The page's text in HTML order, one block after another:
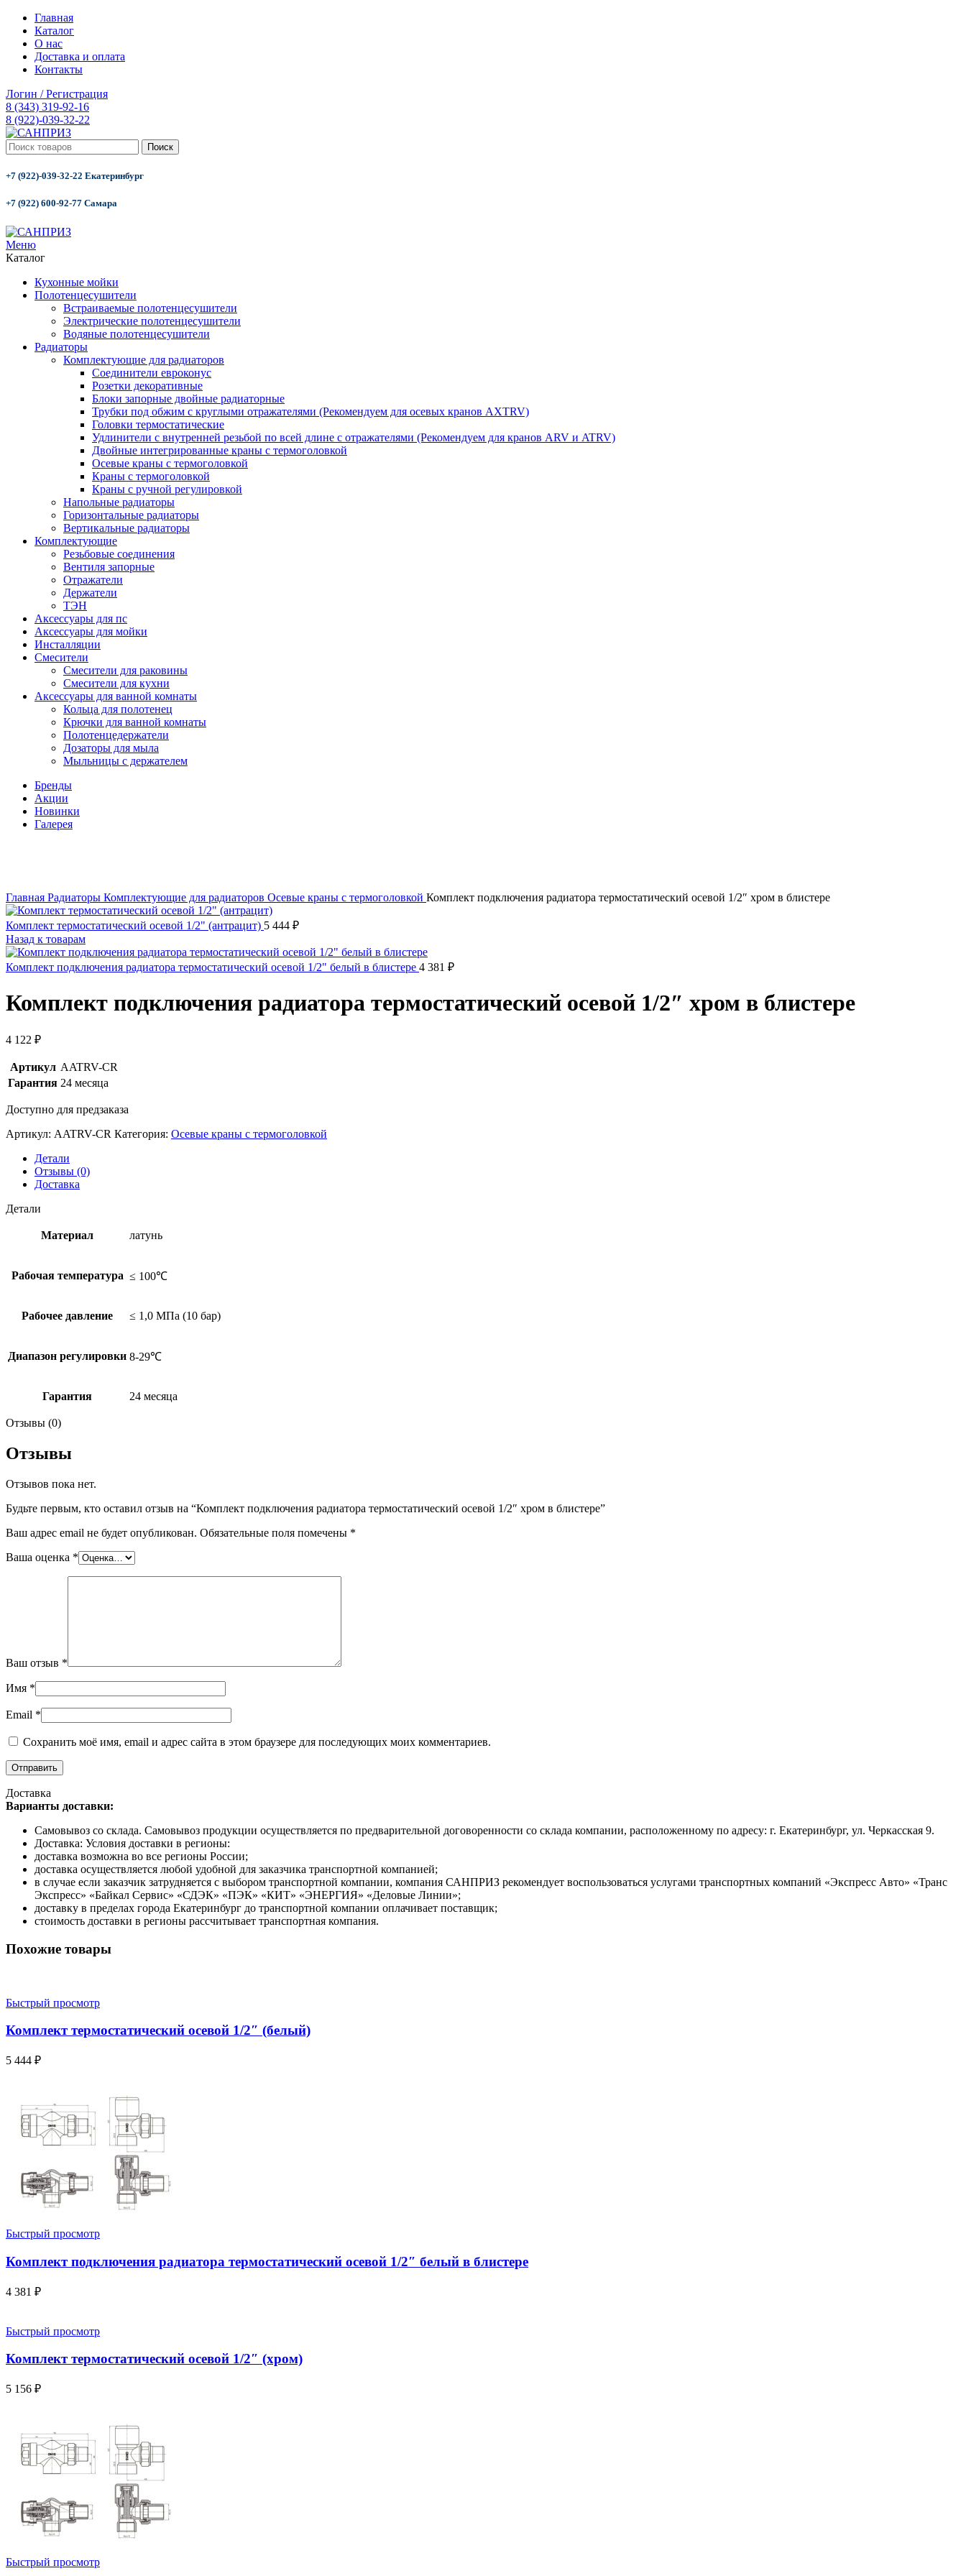
Главная
Каталог
О нас
Доставка и оплата
Контакты
Логин / Регистрация
8 (343) 319-92-16
8 (922)-039-32-22
Поиск
+7 (922)-039-32-22 Екатеринбург
+7 (922) 600-92-77 Самара
Меню
Каталог
Кухонные мойки
Полотенцесушители
Встраиваемые полотенцесушители
Электрические полотенцесушители
Водяные полотенцесушители
Радиаторы
Комплектующие для радиаторов
Соединители евроконус
Розетки декоративные
Блоки запорные двойные радиаторные
Трубки под обжим с круглыми отражателями (Рекомендуем для осевых кранов AXTRV)
Головки термостатические
Удлинители с внутренней резьбой по всей длине с отражателями (Рекомендуем для кранов ARV и ATRV)
Двойные интегрированные краны с термоголовкой
Осевые краны с термоголовкой
Краны с термоголовкой
Краны с ручной регулировкой
Напольные радиаторы
Горизонтальные радиаторы
Вертикальные радиаторы
Комплектующие
Резьбовые соединения
Вентиля запорные
Отражатели
Держатели
ТЭН
Аксессуары для пс
Аксессуары для мойки
Инсталляции
Смесители
Смесители для раковины
Смесители для кухни
Аксессуары для ванной комнаты
Кольца для полотенец
Крючки для ванной комнаты
Полотенцедержатели
Дозаторы для мыла
Мыльницы с держателем
Бренды
Акции
Новинки
Галерея
Главная Радиаторы Комплектующие для радиаторов Осевые краны с термоголовкой Комплект подключения радиатора термостатический осевой 1/2″ хром в блистере
Комплект термостатический осевой 1/2" (антрацит) 5 444 ₽
Назад к товарам
Комплект подключения радиатора термостатический осевой 1/2" белый в блистере 4 381 ₽
Комплект подключения радиатора термостатический осевой 1/2″ хром в блистере
4 122 ₽
Артикул AATRV-CR
Гарантия 24 месяца
Доступно для предзаказа
Артикул: AATRV-CR Категория: Осевые краны с термоголовкой
Детали
Отзывы (0)
Доставка
Детали
Материал латунь
Рабочая температура ≤ 100℃
Рабочее давление ≤ 1,0 МПа (10 бар)
Диапазон регулировки 8-29℃
Гарантия 24 месяца
Отзывы (0)
Отзывы
Отзывов пока нет.
Будьте первым, кто оставил отзыв на “Комплект подключения радиатора термостатический осевой 1/2″ хром в блистере”
Ваш адрес email не будет опубликован. Обязательные поля помечены *
Ваша оценка *
Ваш отзыв *
Имя *
Email *
Сохранить моё имя, email и адрес сайта в этом браузере для последующих моих комментариев.
Доставка
Варианты доставки:
Самовывоз со склада. Самовывоз продукции осуществляется по предварительной договоренности со склада компании, расположенному по адресу: г. Екатеринбург, ул. Черкасская 9.
Доставка: Условия доставки в регионы:
доставка возможна во все регионы России;
доставка осуществляется любой удобной для заказчика транспортной компанией;
в случае если заказчик затрудняется с выбором транспортной компании, компания САНПРИЗ рекомендует воспользоваться услугами транспортных компаний «Экспресс Авто» «Транс
Экспресс» «Байкал Сервис» «СДЭК» «ПЭК» «КИТ» «ЭНЕРГИЯ» «Деловые Линии»;
доставку в пределах города Екатеринбург до транспортной компании оплачивает поставщик;
стоимость доставки в регионы рассчитывает транспортная компания.
Похожие товары
Быстрый просмотр
Комплект термостатический осевой 1/2″ (белый)
5 444 ₽
Быстрый просмотр
Комплект подключения радиатора термостатический осевой 1/2″ белый в блистере
4 381 ₽
Быстрый просмотр
Комплект термостатический осевой 1/2″ (хром)
5 156 ₽
Быстрый просмотр